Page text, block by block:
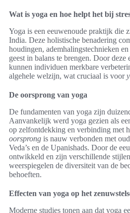
Wat is yoga en hoe helpt het bij
Yoga is een eeuwenoude praktijk die
India. Deze holistische benadering
houdingen, ademhalingstechnieken
geest in balans te brengen. Door deze
kunnen individuen merkbare
algehele welzijn, wat cruciaal is voor
De oorsprong van yoga
De fundamenten van yoga zijn
Aanvankelijk werd yoga gezien als
op zelfontdekking en verbinding met
oorsprong is nauw verbonden met
Veda’s en de Upanishads. Door de
ontwikkeld en zijn verschillende
weerspiegelen de diversiteit van de
behoeften.
Effecten van yoga op het
Moderne studies tonen aan dat yoga